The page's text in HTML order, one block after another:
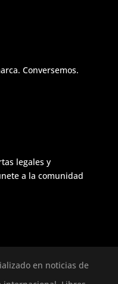
Conversemos.
legales y
a la comunidad
en noticias de